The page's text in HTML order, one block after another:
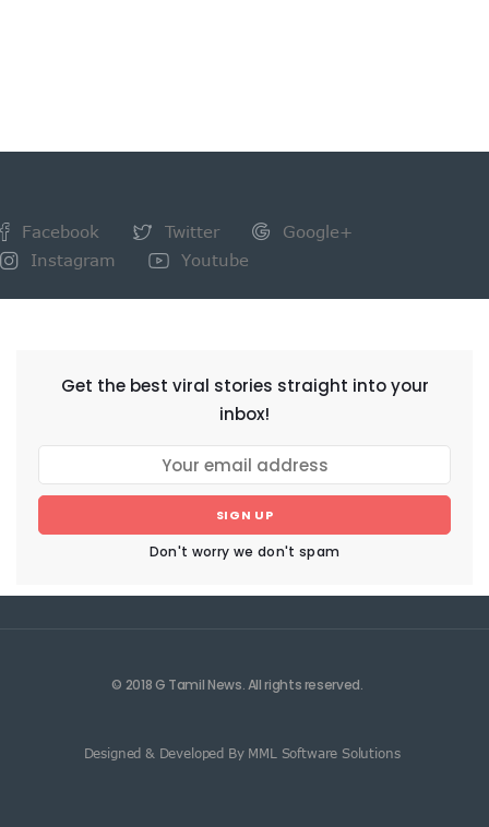
Facebook Twitter
Google+
Instagram
Youtube
Get the best viral stories straight into your
inbox!
SIGN UP
Don't worry we don't spam
© 2018 G Tamil News. All rights reserved.
Designed & Developed By MML Software Solutions